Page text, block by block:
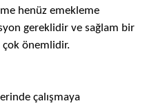
henüz emekleme
gereklidir ve sağlam bir
çok önemlidir.
çalışmaya